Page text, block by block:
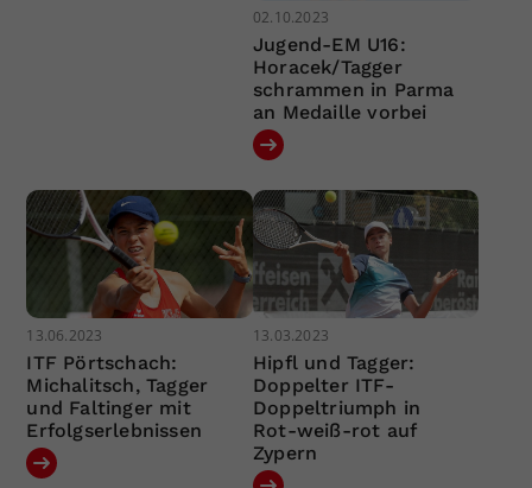
02.10.2023
Jugend-EM U16:
Horacek/Tagger
schrammen in Parma
an Medaille vorbei
13.06.2023
ITF Pörtschach:
Michalitsch, Tagger
und Faltinger mit
Erfolgserlebnissen
13.03.2023
Hipfl und Tagger:
Doppelter ITF-
Doppeltriumph in
Rot-weiß-rot auf
Zypern